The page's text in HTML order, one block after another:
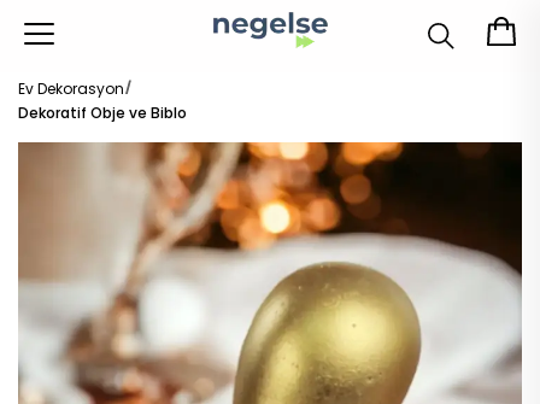
Ev Dekorasyon
Dekoratif Obje ve Biblo